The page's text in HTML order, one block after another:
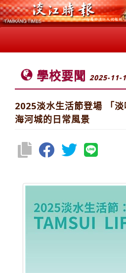
學校要聞 2025-11-
2025淡水生活節登場 「
海河城的日常風景